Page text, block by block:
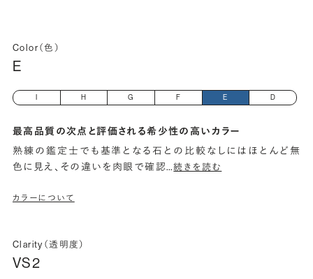
Color（色）
E
H G F E D
最高品質の次点と評価される希少性の高いカラー
熟練の鑑定士でも基準となる石との比較なしにはほとんど無
色に見え、その違いを肉眼で確認…続きを読む
カラーについて
Clarity（透明度）
VS2